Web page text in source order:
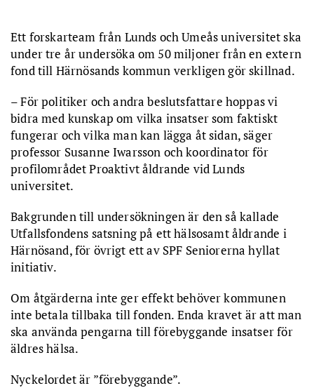
Ett forskarteam från Lunds och Umeås universitet ska
under tre år undersöka om 50 miljoner från en extern
fond till Härnösands kommun verkligen gör skillnad.
– För politiker och andra beslutsfattare hoppas vi
bidra med kunskap om vilka insatser som faktiskt
fungerar och vilka man kan lägga åt sidan, säger
professor Susanne Iwarsson och koordinator för
profilområdet Proaktivt åldrande vid Lunds
universitet.
Bakgrunden till undersökningen är den så kallade
Utfallsfondens satsning på ett hälsosamt åldrande i
Härnösand, för övrigt ett av SPF Seniorerna hyllat
initiativ.
Om åtgärderna inte ger effekt behöver kommunen
inte betala tillbaka till fonden. Enda kravet är att man
ska använda pengarna till förebyggande insatser för
äldres hälsa.
Nyckelordet är ”förebyggande”.